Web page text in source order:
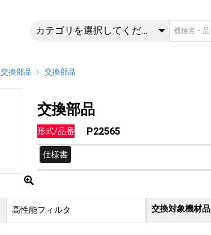
P22565 | 交換部品
カテゴリを選択してください
交換部品 交換部品
交換部品
形式/品番 P22565
仕様書
高性能フィルタ 交換対象機材品